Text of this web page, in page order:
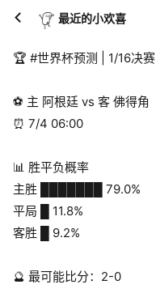
最近的小欢喜
🏆 #世界杯预测 | 1/16决赛
⚽️ 主 阿根廷 vs 客 佛得角
⏰ 7/4 06:00
📊 胜平负概率
主胜 ███████ 79.0%
平局 █ 11.8%
客胜 █ 9.2%
🔮 最可能比分：2-0